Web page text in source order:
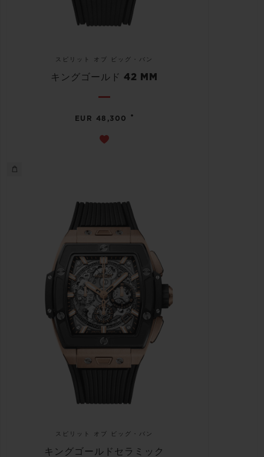
スピリット オブ ビッグ・バン
キングゴールド 42 MM
EUR 48,300 •
スピリット オブ ビッグ・バン
キングゴールドセラミック